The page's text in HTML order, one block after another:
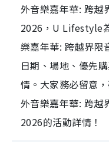
外音樂嘉年華: 跨越
2026，U Lifestyle
樂嘉年華: 跨越界限
日期、場地、優先
情。大家務必留意
外音樂嘉年華: 跨越
2026的活動詳情！